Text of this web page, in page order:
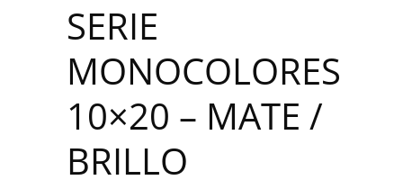
SERIE
MONOCOLORES
10×20 – MATE /
BRILLO